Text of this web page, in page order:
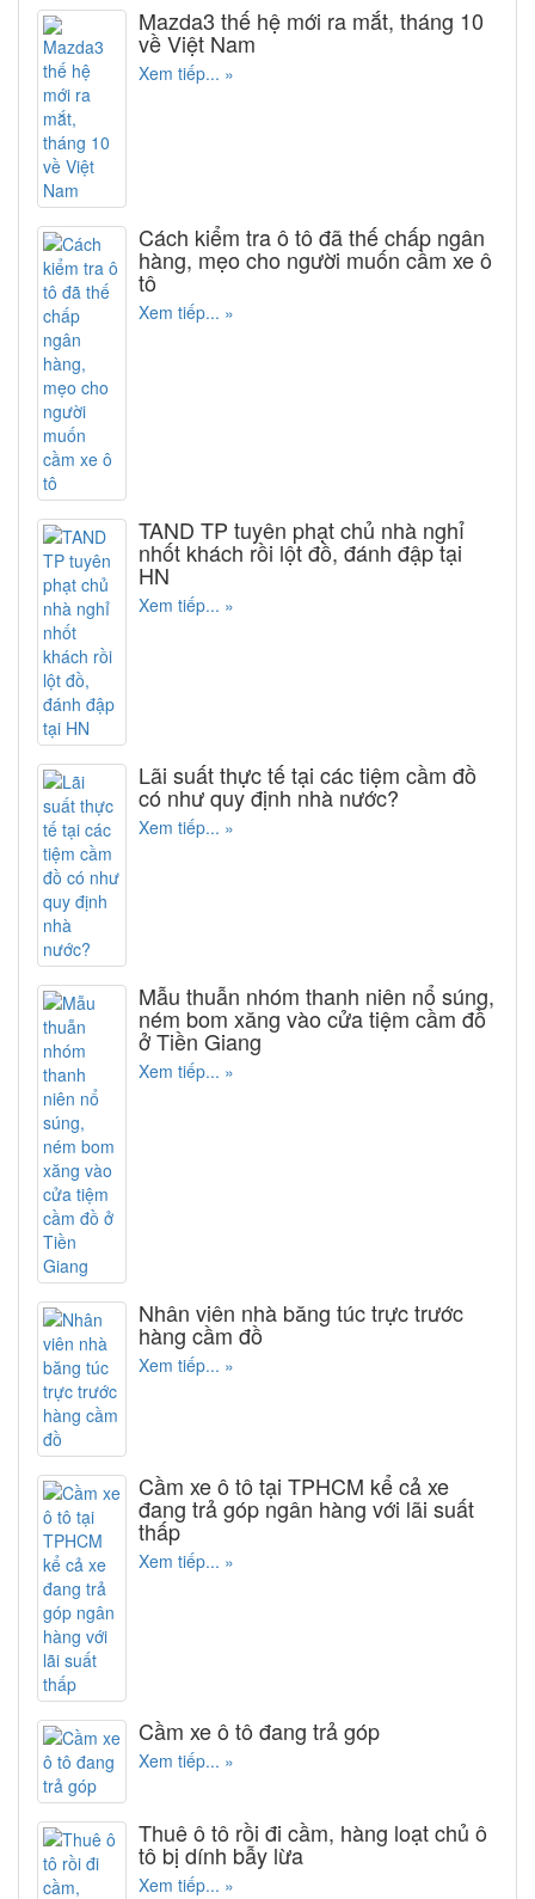
Mazda3 thế hệ mới ra mắt, tháng 10
về Việt Nam
Xem tiếp... »
Cách kiểm tra ô tô đã thế chấp ngân
hàng, mẹo cho người muốn cầm xe ô
tô
Xem tiếp... »
TAND TP tuyên phạt chủ nhà nghỉ
nhốt khách rồi lột đồ, đánh đập tại
HN
Xem tiếp... »
Lãi suất thực tế tại các tiệm cầm đồ
có như quy định nhà nước?
Xem tiếp... »
Mẫu thuẫn nhóm thanh niên nổ súng,
ném bom xăng vào cửa tiệm cầm đồ
ở Tiền Giang
Xem tiếp... »
Nhân viên nhà băng túc trực trước
hàng cầm đồ
Xem tiếp... »
Cầm xe ô tô tại TPHCM kể cả xe
đang trả góp ngân hàng với lãi suất
thấp
Xem tiếp... »
Cầm xe ô tô đang trả góp
Xem tiếp... »
Thuê ô tô rồi đi cầm, hàng loạt chủ ô
tô bị dính bẫy lừa
Xem tiếp... »